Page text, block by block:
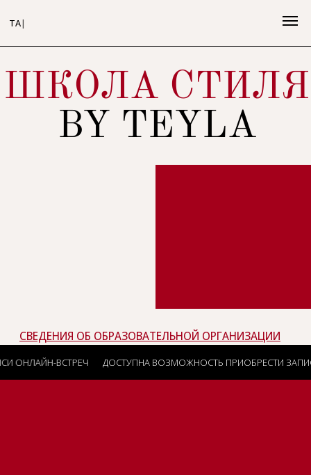
ШКОЛА СТИЛЯ
BY TEYLA
ВСТРЕЧ ДОСТУПНА ВОЗМОЖНОСТЬ ПРИОБРЕСТИ ЗАПИСИ